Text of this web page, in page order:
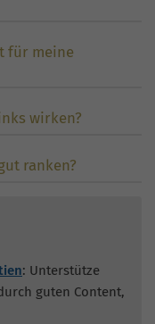
für meine
wirken?
ranken?
: Unterstütze
guten Content,